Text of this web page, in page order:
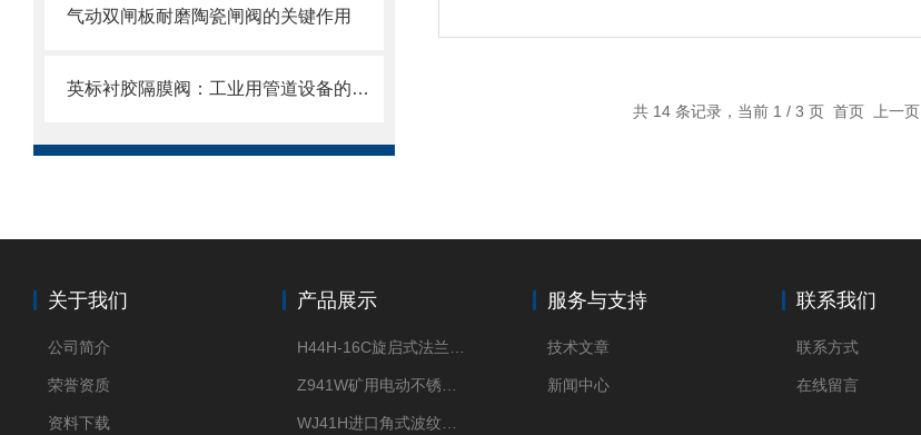
气动双闸板耐磨陶瓷闸阀的关键作用
英标衬胶隔膜阀：工业用管道设备的优选之选
共 14 条记录，当前 1 / 3 页 首页 上一页
关于我们
公司简介
荣誉资质
资料下载
产品展示 服务与支持
技术文章
新闻中心
联系我们
联系方式
在线留言